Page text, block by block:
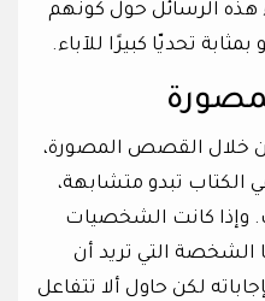
هذه الرسائل حول كونهم
تحديّا كبيرًا للآباء.
خلال القصص المصورة،
الكتاب تبدو متشابهة،
وإذا كانت الشخصيات
الشخصة التي تريد أن
لكن حاول ألا تتفاعل